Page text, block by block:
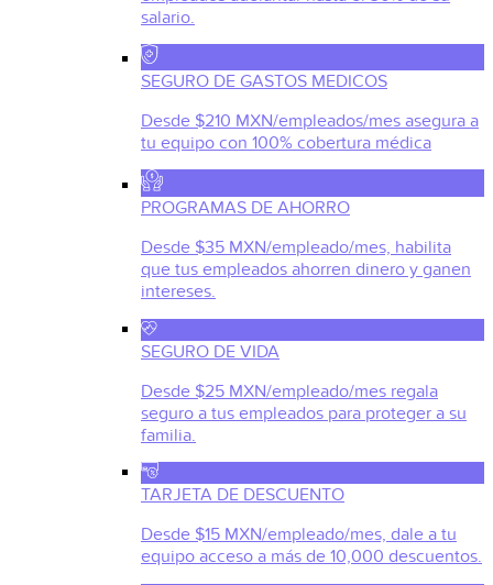
salario.
SEGURO DE GASTOS MEDICOS
Desde $210 MXN/empleados/mes asegura a
tu equipo con 100% cobertura médica
PROGRAMAS DE AHORRO
Desde $35 MXN/empleado/mes, habilita
que tus empleados ahorren dinero y ganen
intereses.
SEGURO DE VIDA
Desde $25 MXN/empleado/mes regala
seguro a tus empleados para proteger a su
familia.
TARJETA DE DESCUENTO
Desde $15 MXN/empleado/mes, dale a tu
equipo acceso a más de 10,000 descuentos.